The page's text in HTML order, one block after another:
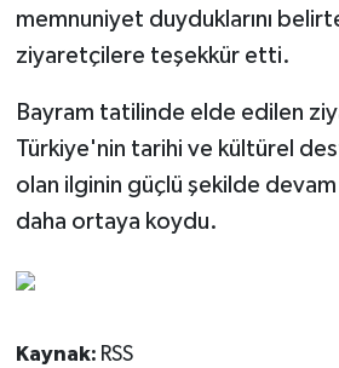
memnuniyet duyduklarını
ziyaretçilere teşekkür etti.
Bayram tatilinde elde edilen
Türkiye'nin tarihi ve kültürel
olan ilginin güçlü şekilde
daha ortaya koydu.
Kaynak: RSS